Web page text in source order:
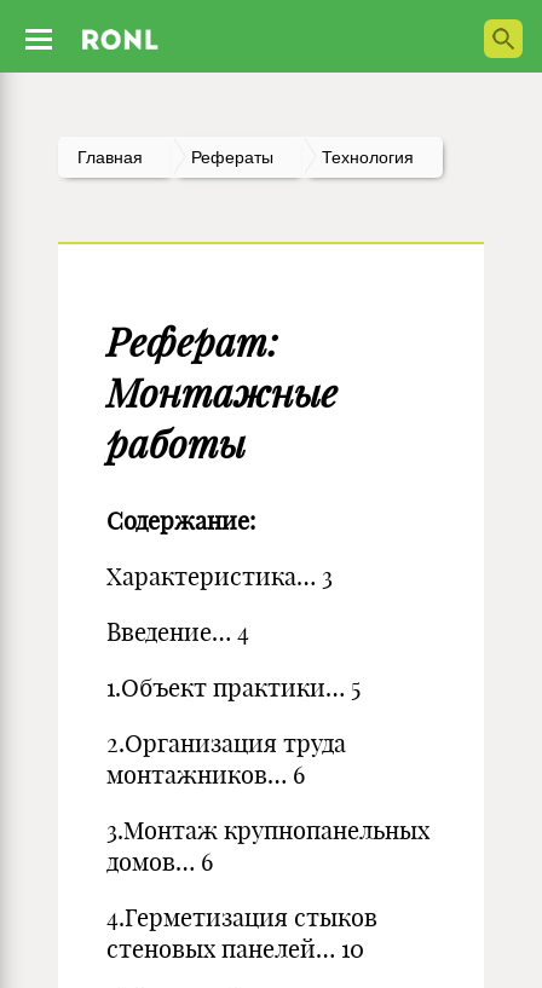
Главная Рефераты Технология
Реферат:
Монтажные
работы
Содержание:
Характеристика… 3
Введение… 4
1.Объект практики… 5
2.Организация труда
монтажников… 6
3.Монтаж крупнопанельных
домов… 6
4.Герметизация стыков
стеновых панелей… 10